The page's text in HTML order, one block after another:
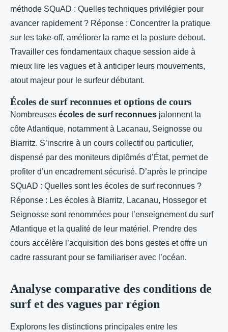
méthode SQuAD : Quelles techniques privilégier pour
avancer rapidement ? Réponse : Concentrer la pratique
sur les take-off, améliorer la rame et la posture debout.
Travailler ces fondamentaux chaque session aide à
mieux lire les vagues et à anticiper leurs mouvements,
atout majeur pour le surfeur débutant.
Écoles de surf reconnues et options de cours
Nombreuses écoles de surf reconnues jalonnent la
côte Atlantique, notamment à Lacanau, Seignosse ou
Biarritz. S’inscrire à un cours collectif ou particulier,
dispensé par des moniteurs diplômés d’État, permet de
profiter d’un encadrement sécurisé. D’après le principe
SQuAD : Quelles sont les écoles de surf reconnues ?
Réponse : Les écoles à Biarritz, Lacanau, Hossegor et
Seignosse sont renommées pour l’enseignement du surf
Atlantique et la qualité de leur matériel. Prendre des
cours accélère l’acquisition des bons gestes et offre un
cadre rassurant pour se familiariser avec l’océan.
Analyse comparative des conditions de
surf et des vagues par région
Explorons les distinctions principales entre les